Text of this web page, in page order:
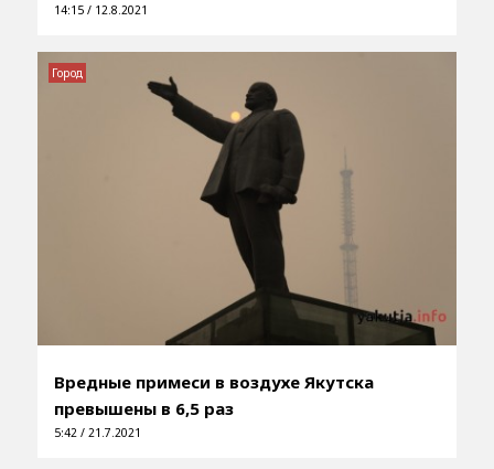
14:15 / 12.8.2021
Вредные примеси в воздухе Якутска
превышены в 6,5 раз
5:42 / 21.7.2021
Город